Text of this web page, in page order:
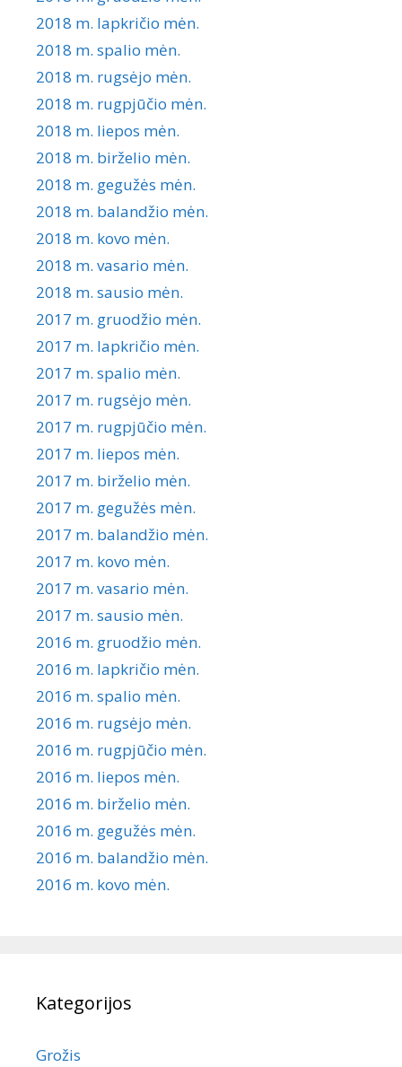
2018 m. lapkričio mėn.
2018 m. spalio mėn.
2018 m. rugsėjo mėn.
2018 m. rugpjūčio mėn.
2018 m. liepos mėn.
2018 m. birželio mėn.
2018 m. gegužės mėn.
2018 m. balandžio mėn.
2018 m. kovo mėn.
2018 m. vasario mėn.
2018 m. sausio mėn.
2017 m. gruodžio mėn.
2017 m. lapkričio mėn.
2017 m. spalio mėn.
2017 m. rugsėjo mėn.
2017 m. rugpjūčio mėn.
2017 m. liepos mėn.
2017 m. birželio mėn.
2017 m. gegužės mėn.
2017 m. balandžio mėn.
2017 m. kovo mėn.
2017 m. vasario mėn.
2017 m. sausio mėn.
2016 m. gruodžio mėn.
2016 m. lapkričio mėn.
2016 m. spalio mėn.
2016 m. rugsėjo mėn.
2016 m. rugpjūčio mėn.
2016 m. liepos mėn.
2016 m. birželio mėn.
2016 m. gegužės mėn.
2016 m. balandžio mėn.
2016 m. kovo mėn.
Kategorijos
Grožis